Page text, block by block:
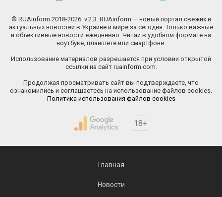
© RUAinform 2018-2026. v.2.3. RUAinform — новый портал свежих и
актуальных новостей в Украине и мире за сегодня. Только важные
и объективные новости ежедневно. Читай в удобном формате на
ноутбуке, планшете или смартфоне.
Использование материалов разрешается при условии открытой
ссылки на сайт ruainform.com.
Продолжая просматривать сайт вы подтверждаете, что
ознакомились и соглашаетесь на использование файлов cookies.
Политика использования файлов cookies
18+
Главная
Новости